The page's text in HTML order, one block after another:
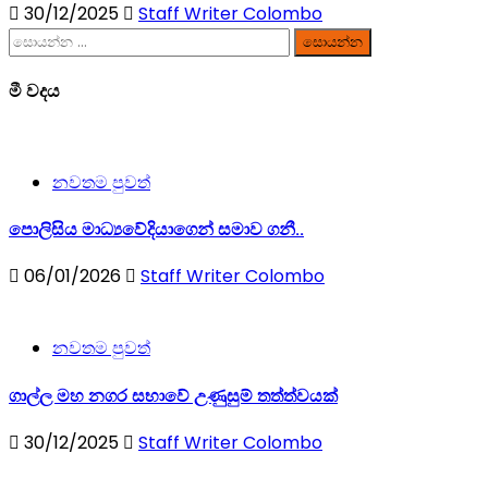
30/12/2025
Staff Writer Colombo
සොයන්න:
මී වදය
නවතම පුවත්
පොලිසිය මාධ්‍යවේදියාගෙන් සමාව ගනී..
06/01/2026 Staff Writer Colombo
නවතම පුවත්
ගාල්ල මහ නගර සභාවේ උණුසුම් තත්ත්වයක්
30/12/2025 Staff Writer Colombo